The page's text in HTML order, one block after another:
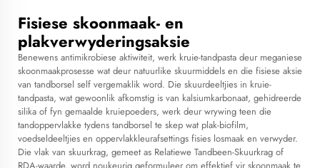
Fisiese skoonmaak- en
plakverwyderingsaksie
Benewens antimikrobiese aktiwiteit, werk kruie-tandpasta deur meganiese
skoonmaakprosesse wat deur natuurlike skuurmiddels en die fisiese aksie
van tandborsel self vergemaklik word. Die skuurdeeltjies in kruie-
tandpasta, wat gewoonlik afkomstig is van kalsiumkarbonaat, gehidreerde
silika of fyn gemaalde kruiepoeders, werk deur wrywing teen die
tandoppervlakke tydens tandborsel te skep wat plak-biofilm,
voedseldeeltjies en oppervlakkleurafsettings fisies losmaak en verwyder.
Die vlak van skuurkrag, gemeet as Relatiewe Tandbeen-Skuurkrag of